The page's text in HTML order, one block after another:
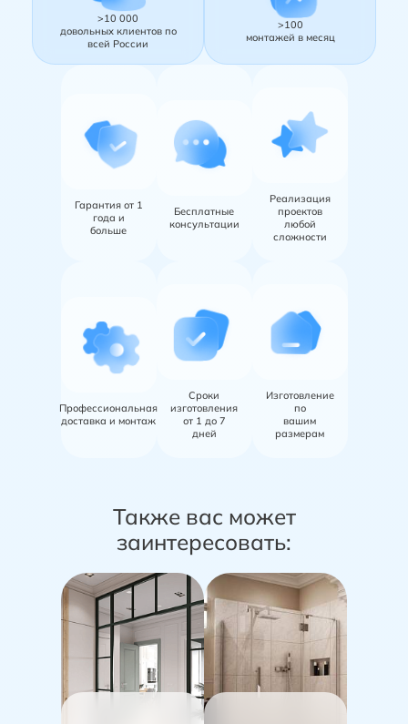
>10 000
довольных клиентов по
всей России
>100
монтажей в месяц
Гарантия от 1
года и
больше
Бесплатные
консультации
Реализация
проектов
любой
сложности
Профессиональная
доставка и монтаж
Сроки
изготовления
от 1 до 7
дней
Изготовление
по
вашим
размерам
Также вас может
заинтересовать: